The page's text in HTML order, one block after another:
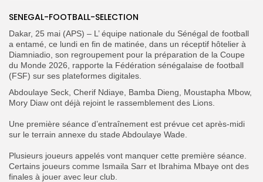
Search
for:
Search
Button
FR
SENEGAL-FOOTBALL-SELECTION
Dakar, 25 mai (APS) – L’ équipe nationale du Sénégal de football
a entamé, ce lundi en fin de matinée, dans un réceptif hôtelier à
Diamniadio, son regroupement pour la préparation de la Coupe
du Monde 2026, rapporte la Fédération sénégalaise de football
(FSF) sur ses plateformes digitales.
‎Abdoulaye Seck, Cherif Ndiaye, Bamba Dieng, Moustapha Mbow,
Mory Diaw ont déjà rejoint le rassemblement des Lions.
‎Une première séance d’entraînement est prévue cet après-midi
sur le terrain annexe du stade Abdoulaye Wade.
‎Plusieurs joueurs appelés vont manquer cette première séance.
Certains joueurs comme Ismaila Sarr et Ibrahima Mbaye ont des
finales à jouer avec leur club.